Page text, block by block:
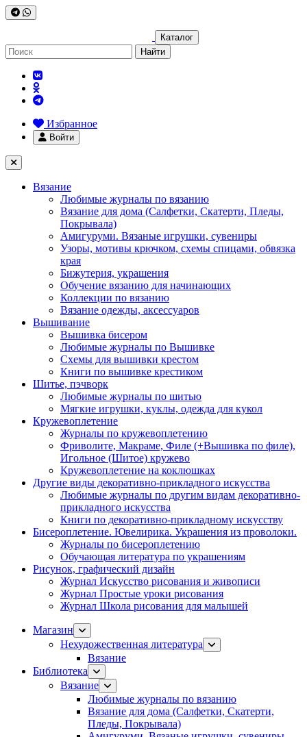
Каталог
Найти
Избранное
Войти
Вязание
Любимые журналы по вязанию
Вязание для дома (Салфетки, Скатерти, Пледы,
Покрывала)
Амигуруми. Вязаные игрушки, сувениры
Узоры, мотивы крючком, схемы спицами, обвязка
края
Бижутерия, украшения
Обучение вязанию для начинающих
Коллекции по вязанию
Вязание одежды, аксессуаров
Вышивание
Вышивка бисером
Любимые журналы по Вышивке
Схемы для вышивки крестом
Книги по вышивке крестиком
Шитье, пэчворк
Любимые журналы по шитью
Мягкие игрушки, куклы, одежда для кукол
Кружевоплетение
Журналы по кружевоплетению
Фриволите, Макраме, Филе (+Вышивка по филе),
Игольное (Шитое) кружево
Кружевоплетение на коклюшках
Другие виды декоративно-прикладного искусства
Любимые журналы по другим видам декоративно-
прикладного искусства
Книги по декоративно-прикладному искусству
Бисероплетение. Ювелирика. Украшения из проволоки.
Журналы по бисероплетению
Обучающая литература по украшениям
Рисунок, графический дизайн
Журнал Искусство рисования и живописи
Журнал Простые уроки рисования
Журнал Школа рисования для малышей
Магазин
Нехудожественная литература
Вязание
Библиотека
Вязание
Любимые журналы по вязанию
Вязание для дома (Салфетки, Скатерти,
Пледы, Покрывала)